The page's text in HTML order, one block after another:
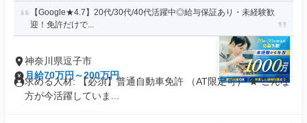
【Google★4.7】20代/30代/40代活躍中◎給与保証あり・未経験歓
迎！免許だけで...
神奈川県逗子市
月給70万円～200万円
求める人材: 【必須】普通自動車免許 （AT限定可） ★ こんな
方が今活躍していま...